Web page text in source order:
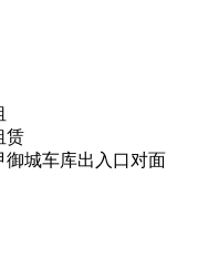
赁
御城车库出入口对面